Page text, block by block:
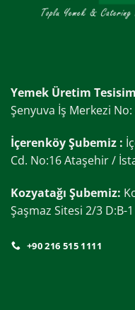
Yemek Üretim
Şenyuva İş Merkezi
İçerenköy Şubemiz :
Cd. No:16 Ataşehir /
Kozyatağı Şubemiz:
Şaşmaz Sitesi 2/3 D:B-
+90 216 515 1111